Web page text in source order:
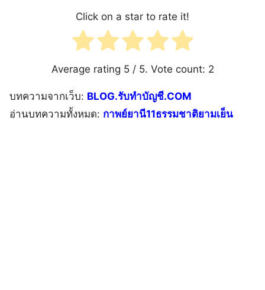
Click on a star to rate it!
Average rating 5/ 5. Vote count: 2
บทความจากเว็บ: BLOG.รับทำบัญชี.COM
อ่านบทความทั้งหมด: กาพย์ยานี11ธรรมชาติยามเย็น